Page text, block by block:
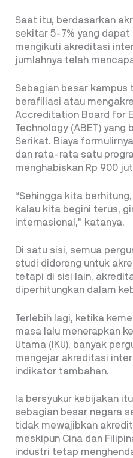
Saat itu, berdasarkan
sekitar 5-7% yang dapat
mengikuti akreditasi
jumlahnya telah
Sebagian besar kampus
berafiliasi atau
Accreditation Board for
Technology (ABET) yang
Serikat. Biaya
dan rata-rata satu
menghabiskan Rp 900
“Sehingga kita
kalau kita begini terus,
internasional,” katanya.
Di satu sisi, semua
studi didorong untuk
tetapi di sisi lain,
diperhitungkan dalam
Terlebih lagi, ketika
masa lalu menerapkan
Utama (IKU), banyak
mengejar akreditasi
indikator tambahan.
Ia bersyukur kebijakan
sebagian besar negara
tidak mewajibkan
meskipun Cina dan
industri tetap